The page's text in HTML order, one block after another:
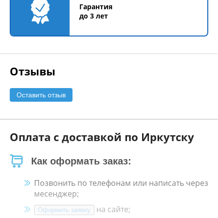
Гарантия
до 3 лет
Отзывы
Оставить отзыв
Оплата с доставкой по Иркутску
Как оформать заказ:
Позвонить по телефонам или написать через
месенджер;
Оформить заявку
на сайте;